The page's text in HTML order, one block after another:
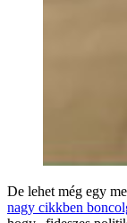
De lehet még egy
nagy cikkben